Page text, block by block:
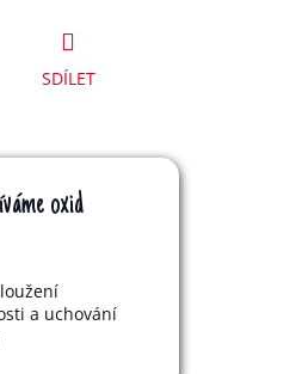
SDÍLET
oxid
a uchování